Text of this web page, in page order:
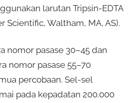
larutan Tripsin-EDTA
Scientific, Waltham, MA, AS).
nomor pasase 30–45 dan
nomor pasase 55–70
percobaan. Sel-sel
pada kepadatan 200.000